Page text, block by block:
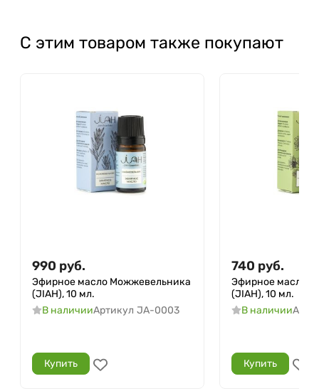
С этим товаром также покупают
990 руб.
Эфирное масло Можжевельника
(JIAH), 10 мл.
В наличииАртикул JA-0003
Купить
740 руб.
Эфирное масло
(JIAH), 10 мл.
В наличии
Купить